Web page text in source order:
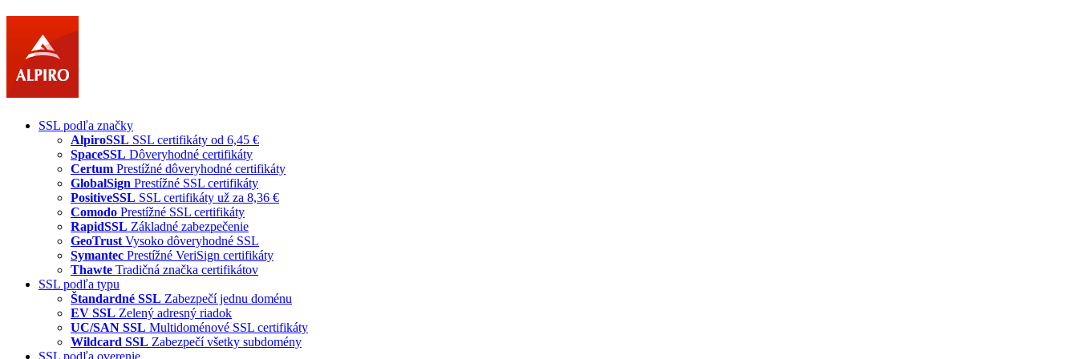
SSL podľa značky
AlpiroSSL SSL certifikáty od 6,45 €
SpaceSSL Dôveryhodné certifikáty
Certum Prestížné dôveryhodné certifikáty
GlobalSign Prestížné SSL certifikáty
PositiveSSL SSL certifikáty už za 8,36 €
Comodo Prestížné SSL certifikáty
RapidSSL Základné zabezpečenie
GeoTrust Vysoko dôveryhodné SSL
Symantec Prestížné VeriSign certifikáty
Thawte Tradičná značka certifikátov
SSL podľa typu
Štandardné SSL Zabezpečí jednu doménu
EV SSL Zelený adresný riadok
UC/SAN SSL Multidoménové SSL certifikáty
Wildcard SSL Zabezpečí všetky subdomény
SSL podľa overenie